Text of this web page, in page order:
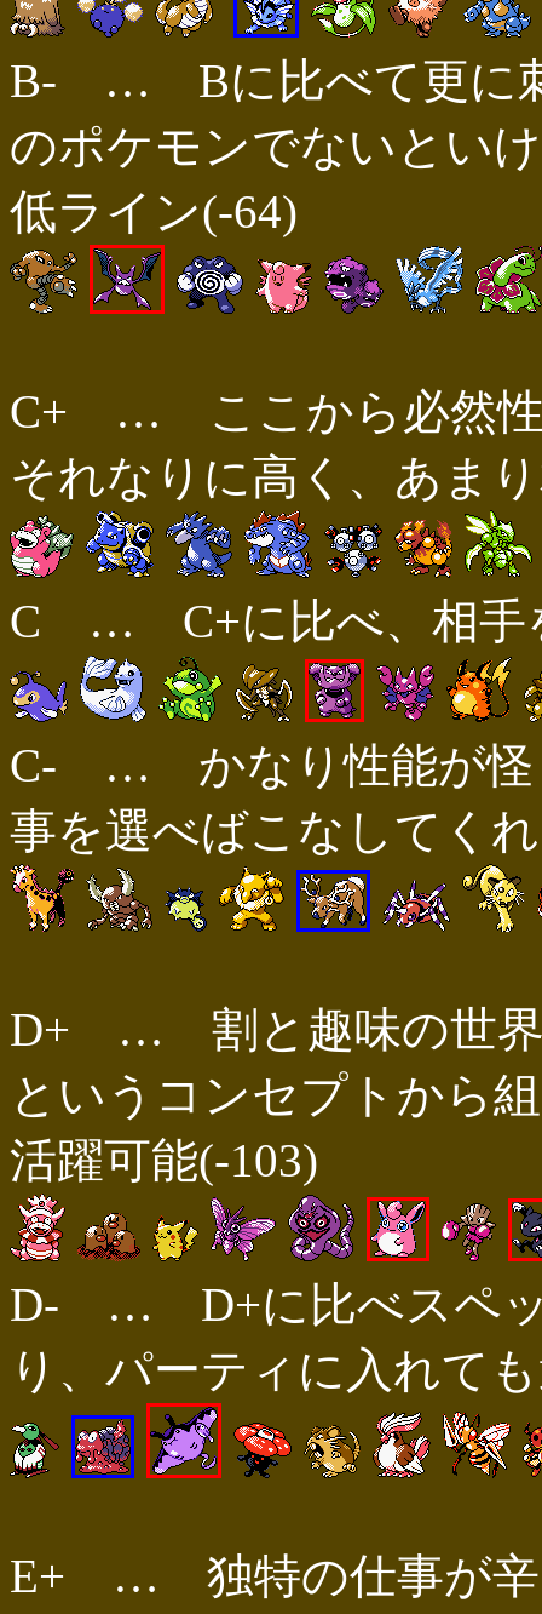
B- … Bに比べて更に刺
のポケモンでないとい
低ライン(-64)
C+ … ここから必然性
それなりに高く、あま
C … C+に比べ、相手
C- … かなり性能が怪
事を選べばこなしてく
D+ … 割と趣味の世界
というコンセプトから
活躍可能(-103)
D- … D+に比べスペッ
り、パーティに入れて
E+ … 独特の仕事が辛